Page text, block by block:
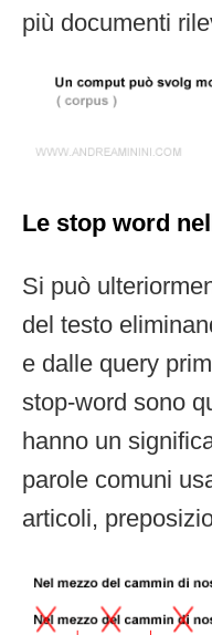
più documenti
Le stop word
Si può
del testo
e dalle query
stop-word sono
hanno un
parole comuni
articoli,